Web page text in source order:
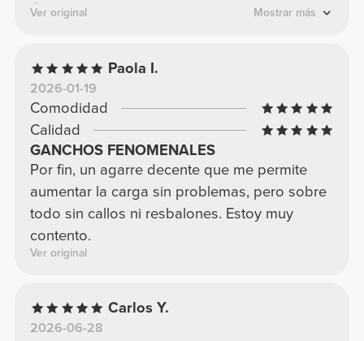
💪
Ver original Mostrar más
Paola I.
2026-01-19
Comodidad
Calidad
GANCHOS FENOMENALES
Por fin, un agarre decente que me permite
aumentar la carga sin problemas, pero sobre
todo sin callos ni resbalones. Estoy muy
contento.
Ver original
Carlos Y.
2026-06-28